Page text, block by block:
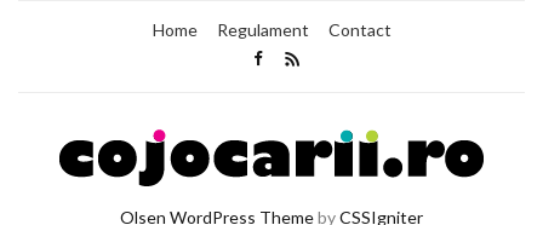
Home Regulament Contact
Olsen WordPress ThemebyCSSIgniter